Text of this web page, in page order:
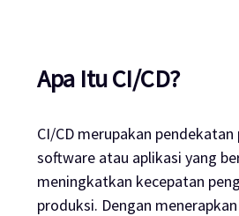
Apa Itu CI/CD?
CI/CD merupakan
software atau aplikasi yang
meningkatkan kecepatan
produksi. Dengan